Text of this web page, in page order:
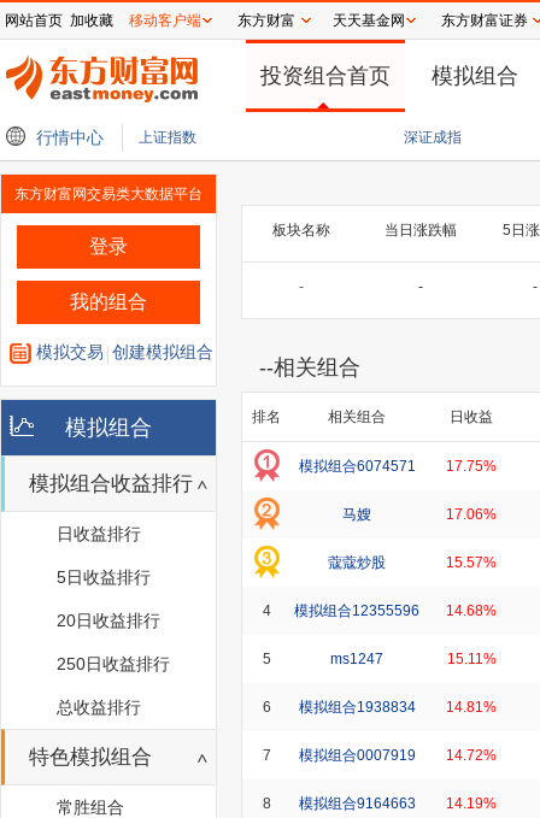
网站首页 加收藏 移动客户端 东方财富 天天基金网 东方财富证券
投资组合首页 模拟组合
行情中心 上证指数 深证成指
：预计未来人形机器人将在服务、医疗、教育等领域不断渗透 宇树科技王兴兴
东方财富网交易类大数据平台
登录
我的组合
模拟交易 创建模拟组合
模拟组合
模拟组合收益排行
日收益排行
5日收益排行
20日收益排行
250日收益排行
总收益排行
特色模拟组合
常胜组合
板块名称 当日涨跌幅 5日
- - -
--相关组合
排名 相关组合 日收益
模拟组合6074571 17.75%
马嫂 17.06%
蔻蔻炒股 15.57%
4 模拟组合12355596 14.68%
5 ms1247 15.11%
6 模拟组合1938834 14.81%
7 模拟组合0007919 14.72%
8 模拟组合9164663 14.19%